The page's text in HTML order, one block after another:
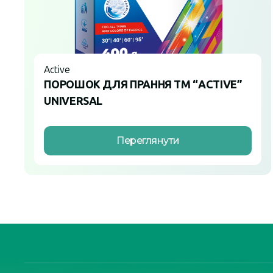
Active
ПОРОШОК ДЛЯ ПРАННЯ ТМ “ACTIVE”
UNIVERSAL
Переглянути